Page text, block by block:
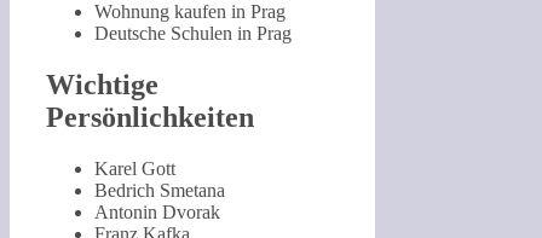
Wohnung kaufen in Prag
Deutsche Schulen in Prag
Wichtige
Persönlichkeiten
Karel Gott
Bedrich Smetana
Antonin Dvorak